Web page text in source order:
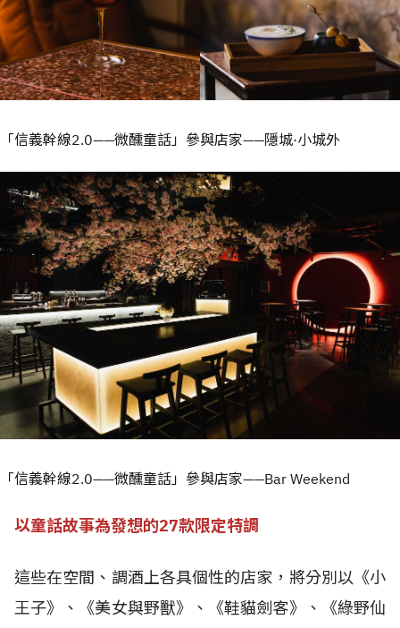
「信義幹線2.0——微醺童話」參與店家——隱城·小城外
「信義幹線2.0——微醺童話」參與店家——Bar Weekend
以童話故事為發想的27款限定特調
這些在空間、調酒上各具個性的店家，將分別以《小
王子》、《美女與野獸》、《鞋貓劍客》、《綠野仙